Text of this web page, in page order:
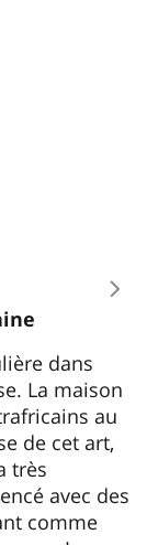
dans
La maison
au
de cet art,
très
avec des
comme